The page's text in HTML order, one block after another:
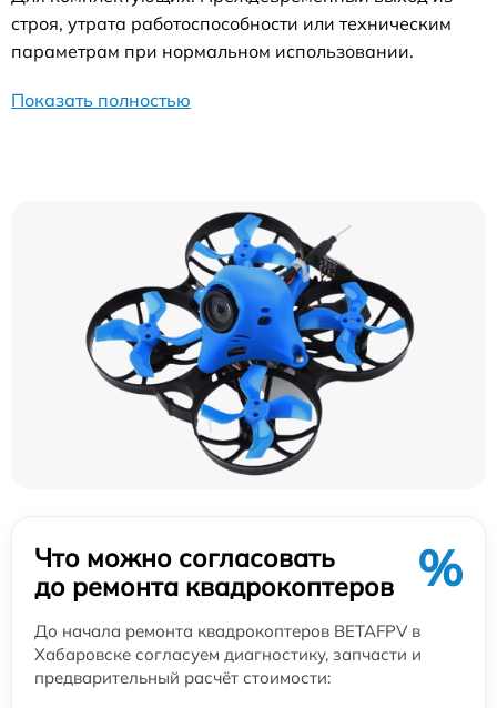
строя, утрата работоспособности или техническим
параметрам при нормальном использовании.
Показать полностью
Что можно согласовать
до ремонта квадрокоптеров
%
До начала ремонта квадрокоптеров BETAFPV в
Хабаровске согласуем диагностику, запчасти и
предварительный расчёт стоимости: